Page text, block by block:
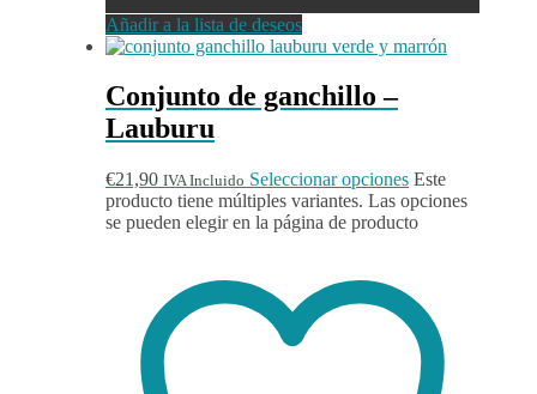
Añadir a la lista de deseos
Conjunto de ganchillo –
Lauburu
€21,90 IVA Incluido Seleccionar opciones Este
producto tiene múltiples variantes. Las opciones
se pueden elegir en la página de producto